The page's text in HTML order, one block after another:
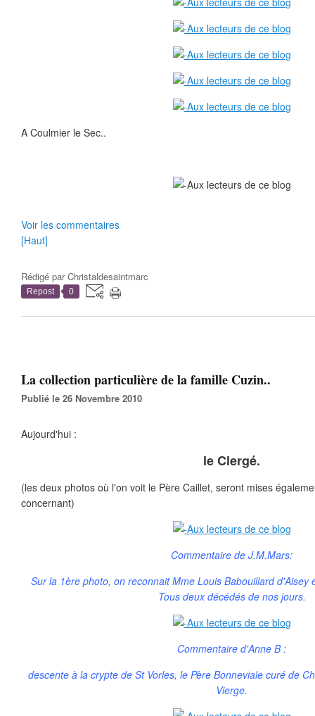
A Coulmier le Sec..
Voir les commentaires
[Haut]
Rédigé parChristaldesaintmarc
Repost 0
La collection particulière de la famille Cuzin..
Publié le 26 Novembre 2010
Aujourd'hui :
le Clergé.
(les deux photos où l'on voit le Père Caillet, seront mises
concernant)
Commentaire de J.M.Mars:
Sur la 1ère photo, on reconnait Mme Louis Babouillard d'Aisey
Tous deux décédés de nos jours.
Commentaire d'Anne B :
descente à la crypte de St Vorles, le Père Bonneviale curé de
Vierge.